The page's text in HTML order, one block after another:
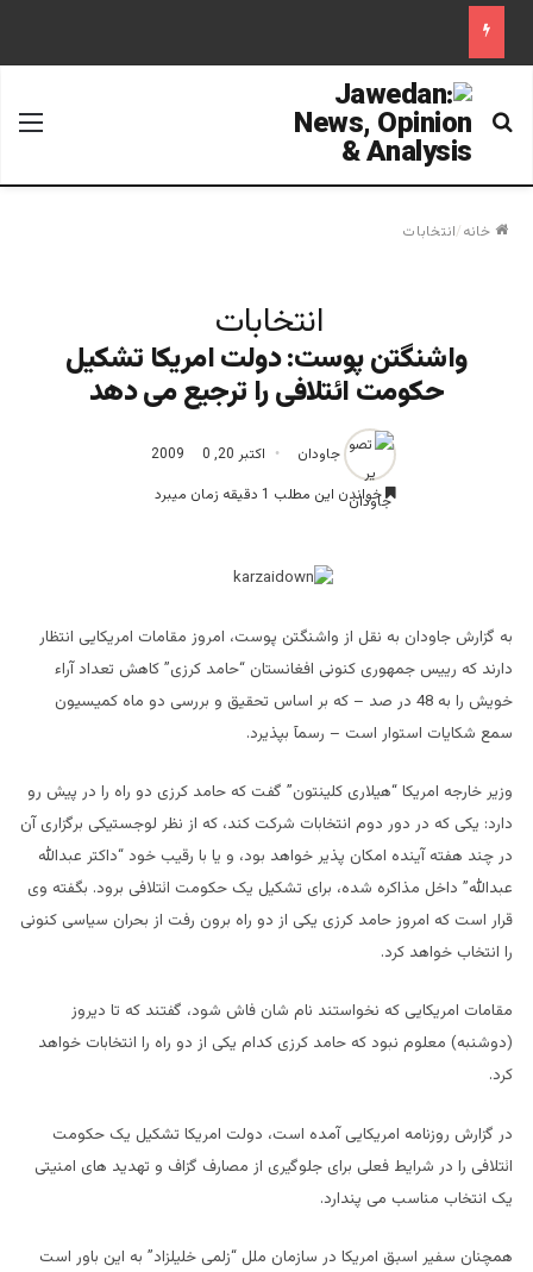
جستجو برای
خانه/انتخابات
انتخابات
واشنگتن پوست: دولت امریکا تشکیل
حکومت ائتلافی را ترجیع می دهد
جاودان اکتبر 20, 2009
0
خواندن این مطلب 1 دقیقه زمان میبرد
به گزارش جاودان به نقل از واشنگتن پوست، امروز مقامات امریکایی انتظار
دارند که رییس جمهوری کنونی افغانستان “حامد کرزی” کاهش تعداد آراء
خویش را به 48 در صد – که بر اساس تحقیق و بررسی دو ماه کمیسیون
سمع شکایات استوار است – رسمآ بپذیرد.
وزیر خارجه امریکا “هیلاری کلینتون” گفت که حامد کرزی دو راه را در پیش رو
دارد: یکی که در دور دوم انتخابات شرکت کند، که از نظر لوجستیکی برگزاری آن
در چند هفته آینده امکان پذیر خواهد بود، و یا با رقیب خود “داکتر عبدالله
عبدالله” داخل مذاکره شده، برای تشکیل یک حکومت ائتلافی برود. بگفته وی
قرار است که امروز حامد کرزی یکی از دو راه برون رفت از بحران سیاسی کنونی
را انتخاب خواهد کرد.
مقامات امریکایی که نخواستند نام شان فاش شود، گفتند که تا دیروز
(دوشنبه) معلوم نبود که حامد کرزی کدام یکی از دو راه را انتخابات خواهد
کرد.
در گزارش روزنامه امریکایی آمده است، دولت امریکا تشکیل یک حکومت
ائتلافی را در شرایط فعلی برای جلوگیری از مصارف گزاف و تهدید های امنیتی
یک انتخاب مناسب می پندارد.
همچنان سفیر اسبق امریکا در سازمان ملل “زلمی خلیلزاد” به این باور است